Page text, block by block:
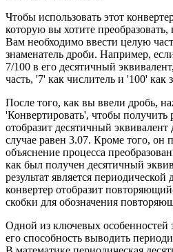
Чтобы использовать этот
которую вы хотите
Вам необходимо ввести целую
знаменатель дроби. Например,
7/100 в его десятичный
часть, '7' как числитель и '100' как
После того, как вы ввели дробь,
'Конвертировать', чтобы получить
отобразит десятичный
случае равен 3.07. Кроме того, он
объяснение процесса
как был получен десятичный
результат является
конвертер отобразит
скобки для обозначения
Одной из ключевых особенностей
его способность выводить